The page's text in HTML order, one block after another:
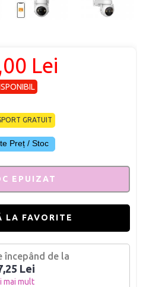
Lei
GRATUIT
Preț / Stoc
EPUIZAT
LA FAVORITE
începând de la
Lei
mai mult